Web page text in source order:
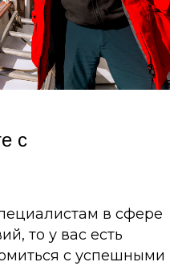
с
в сфере
то у вас есть
с успешными